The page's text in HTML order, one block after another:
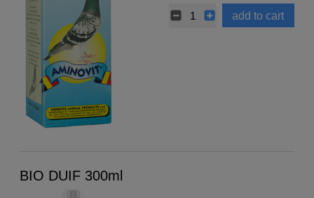
add to cart
BIO DUIF 300ml